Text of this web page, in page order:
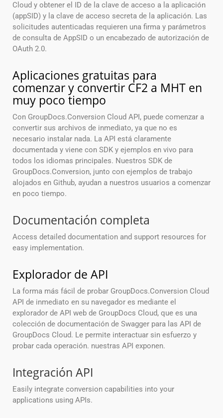
Cloud y obtener el ID de la clave de acceso a la aplicación
(appSID) y la clave de acceso secreta de la aplicación. Las
solicitudes autenticadas requieren una firma y parámetros
de consulta de AppSID o un encabezado de autorización de
OAuth 2.0.
Aplicaciones gratuitas para
comenzar y convertir CF2 a MHT en
muy poco tiempo
Con GroupDocs.Conversion Cloud API, puede comenzar a
convertir sus archivos de inmediato, ya que no es
necesario instalar nada. La API está claramente
documentada y viene con SDK y ejemplos en vivo para
todos los idiomas principales. Nuestros SDK de
GroupDocs.Conversion, junto con ejemplos de trabajo
alojados en Github, ayudan a nuestros usuarios a comenzar
en poco tiempo.
Documentación completa
Access detailed documentation and support resources for
easy implementation.
Explorador de API
La forma más fácil de probar GroupDocs.Conversion Cloud
API de inmediato en su navegador es mediante el
explorador de API web de GroupDocs Cloud, que es una
colección de documentación de Swagger para las API de
GroupDocs Cloud. Le permite interactuar sin esfuerzo y
probar cada operación. nuestras API exponen.
Integración API
Easily integrate conversion capabilities into your
applications using APIs.